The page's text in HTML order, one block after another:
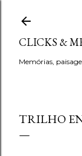
CLICKS &
Memórias,
TRILHO